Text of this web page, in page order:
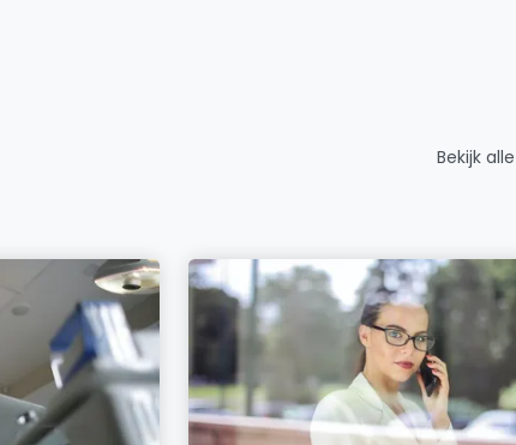
Bekijk